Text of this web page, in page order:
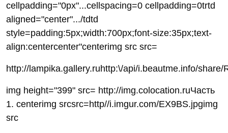
cellpadding="0px"...cellspacing=0 cellpadding=0trtd
aligned="center".../tdtd
style=padding:5px;width:700px;font-size:35px;text-
align:centercenter"centerimg src src=
http://lampika.gallery.ruhttp:\/api/i.beautme.info/
img height="399" src= http://img.colocation.ruЧасть
1. centerimg srcsrc=http//i.imgur.com/EX9BS.jpgimg
src